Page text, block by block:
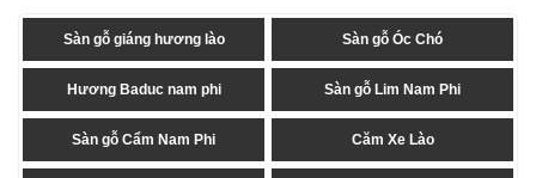
Sàn gỗ giáng hương lào Sàn gỗ Óc Chó
Hương Baduc nam phi Sàn gỗ Lim Nam Phi
Sàn gỗ Cẩm Nam Phi Căm Xe Lào